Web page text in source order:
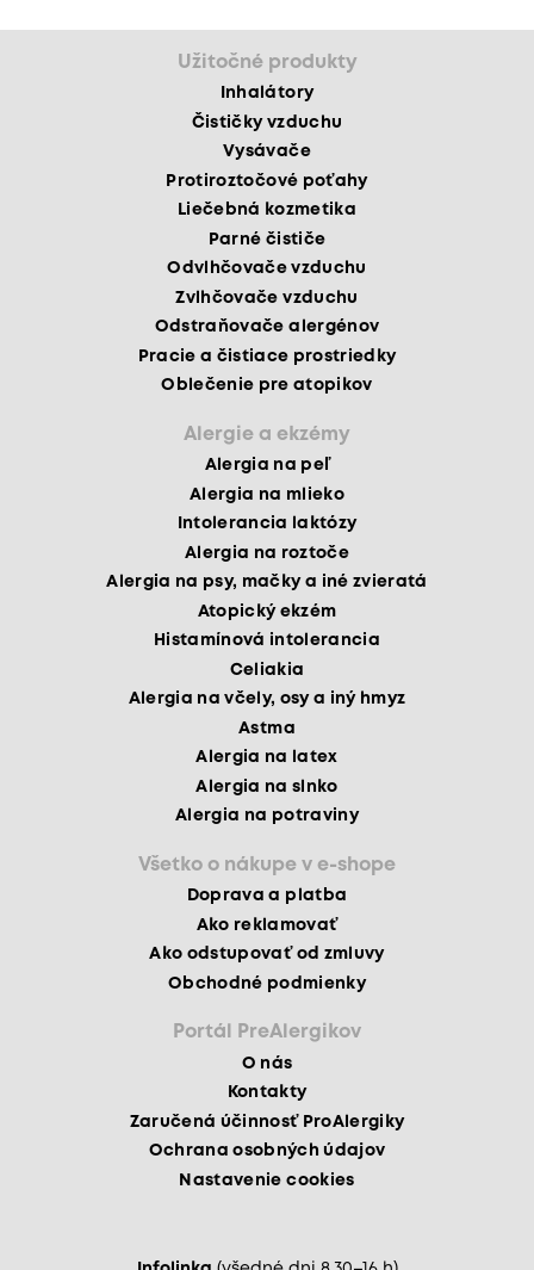
Užitočné produkty
Inhalátory
Čističky vzduchu
Vysávače
Protiroztočové poťahy
Liečebná kozmetika
Parné čističe
Odvlhčovače vzduchu
Zvlhčovače vzduchu
Odstraňovače alergénov
Pracie a čistiace prostriedky
Oblečenie pre atopikov
Alergie a ekzémy
Alergia na peľ
Alergia na mlieko
Intolerancia laktózy
Alergia na roztoče
Alergia na psy, mačky a iné zvieratá
Atopický ekzém
Histamínová intolerancia
Celiakia
Alergia na včely, osy a iný hmyz
Astma
Alergia na latex
Alergia na slnko
Alergia na potraviny
Všetko o nákupe v e-shope
Doprava a platba
Ako reklamovať
Ako odstupovať od zmluvy
Obchodné podmienky
Portál PreAlergikov
O nás
Kontakty
Zaručená účinnosť ProAlergiky
Ochrana osobných údajov
Nastavenie cookies